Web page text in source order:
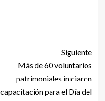
Siguiente
Más de 60 voluntarios
patrimoniales iniciaron
capacitación para el Día del